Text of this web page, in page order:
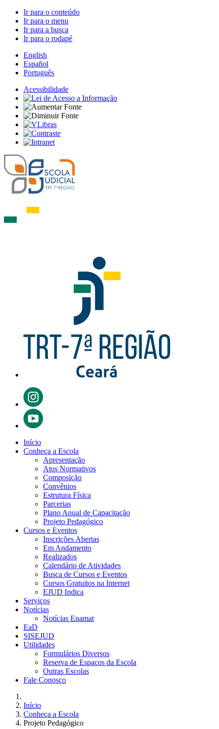
Ir para o conteúdo
Ir para o menu
Ir para a busca
Ir para o rodapé
English
Español
Português
Acessibilidade
Início
Conheça a Escola
Apresentação
Atos Normativos
Composição
Convênios
Estrutura Física
Parcerias
Plano Anual de Capacitação
Projeto Pedagógico
Cursos e Eventos
Inscrições Abertas
Em Andamento
Realizados
Calendário de Atividades
Busca de Cursos e Eventos
Cursos Gratuitos na Internet
EJUD Indica
Serviços
Notícias
Notícias Enamat
EaD
SISEJUD
Utilidades
Formulários Diversos
Reserva de Espaços da Escola
Outras Escolas
Fale Conosco
Início
Conheça a Escola
Projeto Pedagógico